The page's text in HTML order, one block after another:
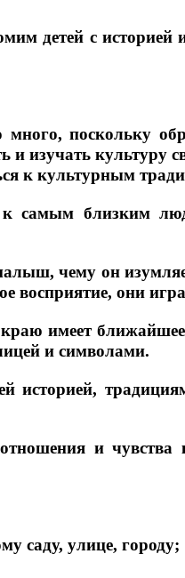
детей с историей
поскольку
изучать культуру
к культурным
самым близким
чему он
восприятие, они
имеет
и символами.
историей,
и чувства
саду, улице, городу;